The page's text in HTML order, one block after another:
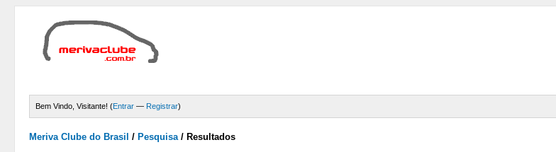
Bem Vindo, Visitante! (Entrar — Registrar)
Meriva Clube do Brasil / Pesquisa/ Resultados